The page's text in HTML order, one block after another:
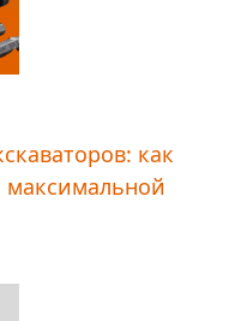
как
максимальной